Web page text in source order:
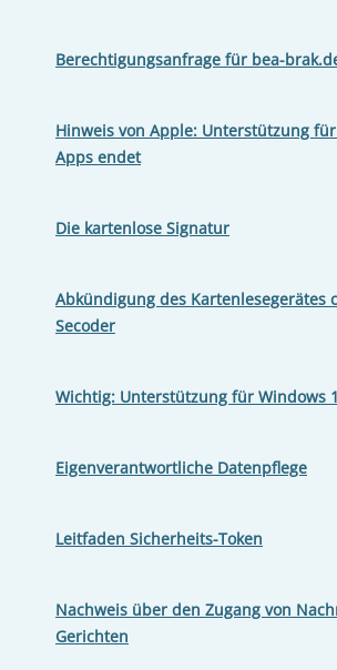
Berechtigungsanfrage für bea-
Hinweis von Apple: Unterstützung
Apps endet
Die kartenlose Signatur
Abkündigung des Kartenlesegerätes
Secoder
Wichtig: Unterstützung für Windows
Eigenverantwortliche Datenpflege
Leitfaden Sicherheits-Token
Nachweis über den Zugang von
Gerichten